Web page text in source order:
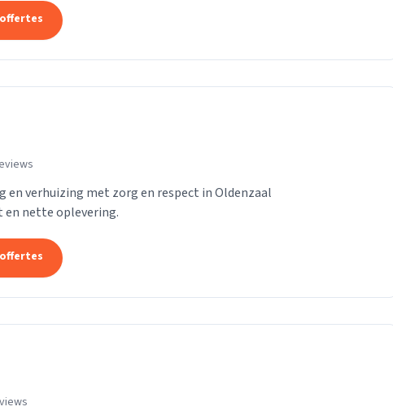
verhuizing met zorg en respect in Oldenzaal
nette oplevering.